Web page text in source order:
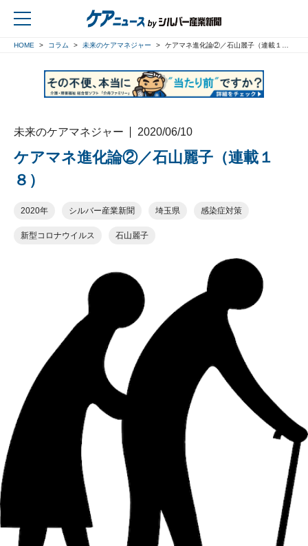
HOME コラム 未来のケアマネジャー ケアマネ進化論②／石山麗子（連載１８）
未来のケアマネジャー 2020/06/10
ケアマネ進化論②／石山麗子（連載１
８）
2020年 シルバー産業新聞 埼玉県 感染症対策
新型コロナウイルス 石山麗子